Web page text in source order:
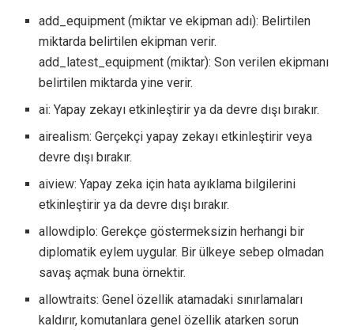
add_equipment (miktar ve ekipman adı): Belirtilen
miktarda belirtilen ekipman verir.
add_latest_equipment (miktar): Son verilen ekipmanı
belirtilen miktarda yine verir.
ai: Yapay zekayı etkinleştirir ya da devre dışı bırakır.
airealism: Gerçekçi yapay zekayı etkinleştirir veya
devre dışı bırakır.
aiview: Yapay zeka için hata ayıklama bilgilerini
etkinleştirir ya da devre dışı bırakır.
allowdiplo: Gerekçe göstermeksizin herhangi bir
diplomatik eylem uygular. Bir ülkeye sebep olmadan
savaş açmak buna örnektir.
allowtraits: Genel özellik atamadaki sınırlamaları
kaldırır, komutanlara genel özellik atarken sorun